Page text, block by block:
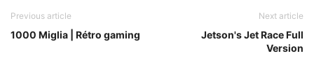
Previous article
1000 Miglia | Rétro gaming
Next article
Jetson's Jet Race Full
Version